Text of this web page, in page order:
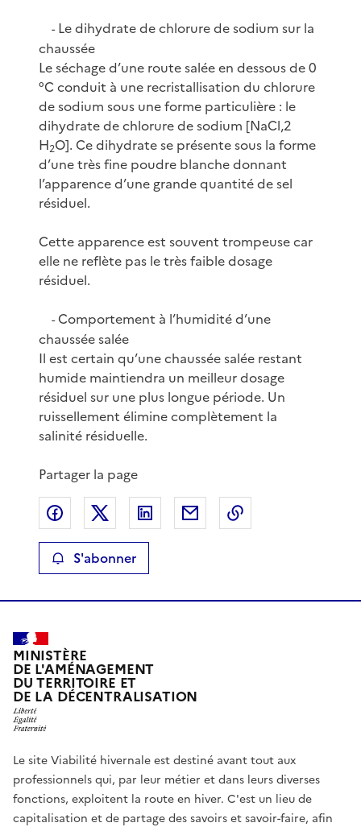
-Le dihydrate de chlorure de sodium sur la
chaussée
Le séchage d’une route salée en dessous de 0
°C conduit à une recristallisation du chlorure
de sodium sous une forme particulière : le
dihydrate de chlorure de sodium [NaCl,2
H2O]. Ce dihydrate se présente sous la forme
d’une très fine poudre blanche donnant
l’apparence d’une grande quantité de sel
résiduel.
Cette apparence est souvent trompeuse car
elle ne reflète pas le très faible dosage
résiduel.
-Comportement à l’humidité d’une
chaussée salée
Il est certain qu’une chaussée salée restant
humide maintiendra un meilleur dosage
résiduel sur une plus longue période. Un
ruissellement élimine complètement la
salinité résiduelle.
Partager la page
Partager sur Facebook
Partager sur XPartager sur LinkedIn
Partager par email
S'abonner
MINISTÈRE
DE L'AMÉNAGEMENT
DU TERRITOIRE ET
DE LA DÉCENTRALISATION
Le site Viabilité hivernale est destiné avant tout aux
professionnels qui, par leur métier et dans leurs diverses
fonctions, exploitent la route en hiver. C'est un lieu de
capitalisation et de partage des savoirs et savoir-faire, afin